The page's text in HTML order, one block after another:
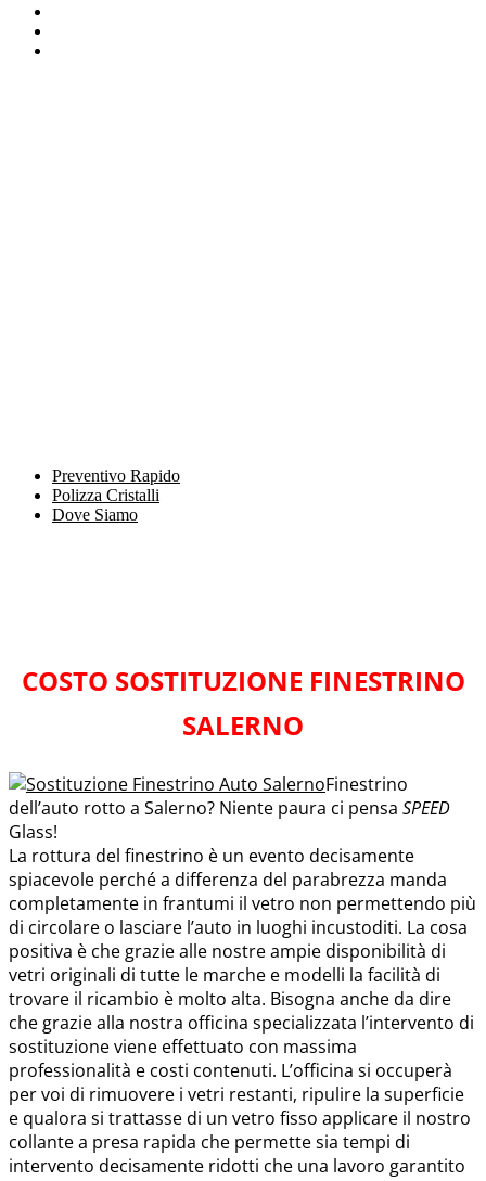
Preventivo Rapido
Polizza Cristalli
Dove Siamo
COSTO SOSTITUZIONE FINESTRINO
SALERNO
Finestrino
dell’auto rotto a Salerno? Niente paura ci pensa SPEED
Glass!
La rottura del finestrino è un evento decisamente
spiacevole perché a differenza del parabrezza manda
completamente in frantumi il vetro non permettendo più
di circolare o lasciare l’auto in luoghi incustoditi. La cosa
positiva è che grazie alle nostre ampie disponibilità di
vetri originali di tutte le marche e modelli la facilità di
trovare il ricambio è molto alta. Bisogna anche da dire
che grazie alla nostra officina specializzata l’intervento di
sostituzione viene effettuato con massima
professionalità e costi contenuti. L’officina si occuperà
per voi di rimuovere i vetri restanti, ripulire la superficie
e qualora si trattasse di un vetro fisso applicare il nostro
collante a presa rapida che permette sia tempi di
intervento decisamente ridotti che una lavoro garantito